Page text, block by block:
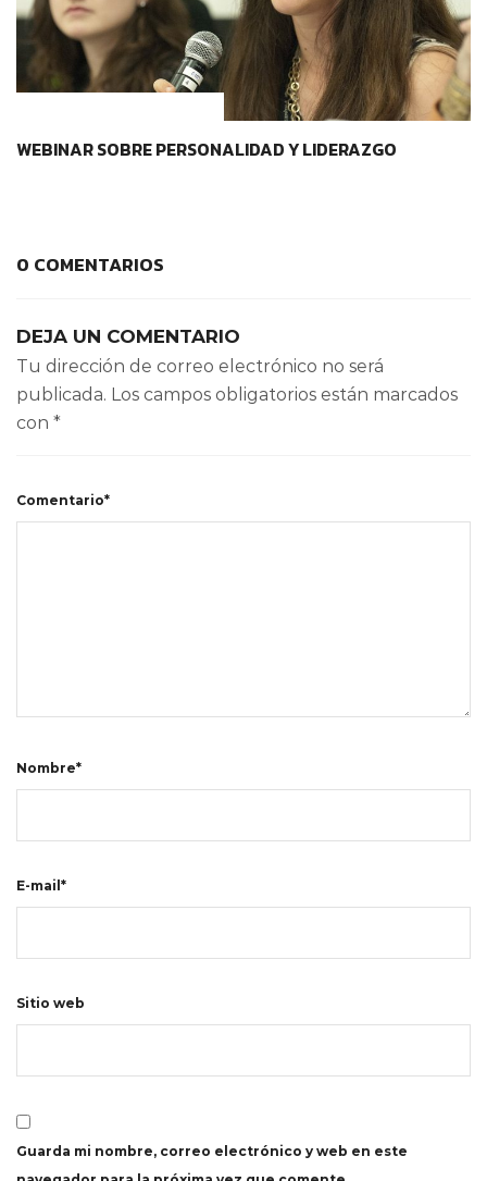
WEBINAR SOBRE PERSONALIDAD Y LIDERAZGO
0 COMENTARIOS
DEJA UN COMENTARIO
Tu dirección de correo electrónico no será
publicada. Los campos obligatorios están marcados
con *
Comentario*
Nombre*
E-mail*
Sitio web
Guarda mi nombre, correo electrónico y web en este